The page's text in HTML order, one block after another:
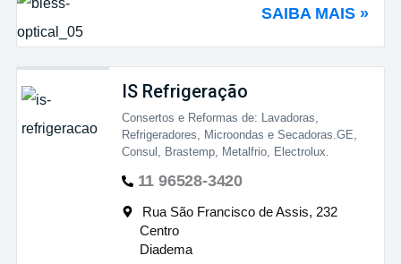
SAIBA MAIS »
IS Refrigeração
Consertos e Reformas de: Lavadoras,
Refrigeradores, Microondas e Secadoras.GE,
Consul, Brastemp, Metalfrio, Electrolux.
11 96528-3420
Rua São Francisco de Assis, 232
Centro
Diadema